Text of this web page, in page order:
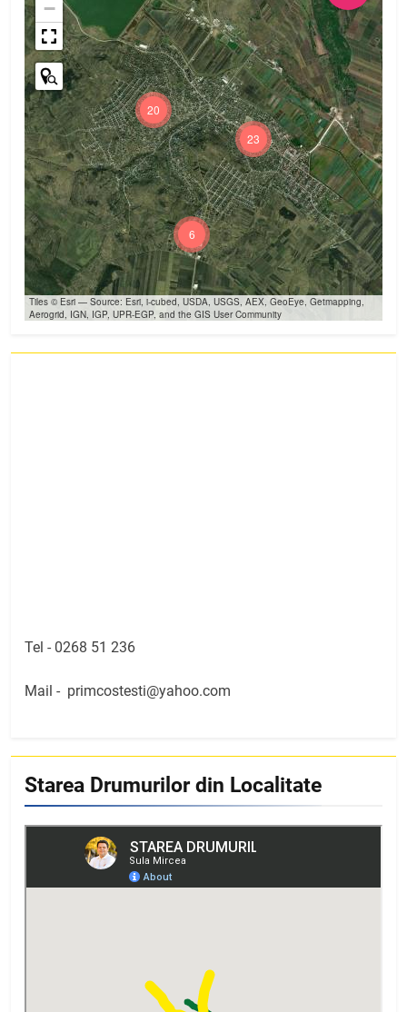
23
20
6
−
Tiles © Esri — Source: Esri, i-cubed, USDA, USGS, AEX, GeoEye, Getmapping,
Aerogrid, IGN, IGP, UPR-EGP, and the GIS User Community
Tel - 0268 51 236
Mail - primcostesti@yahoo.com
Starea Drumurilor din Localitate